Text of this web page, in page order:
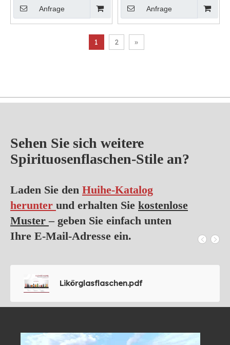
Anfrage Anfrage
1 2 »
Sehen Sie sich weitere
Spirituosenflaschen-Stile an?
Laden Sie den Huihe-Katalog
herunter und erhalten Sie kostenlose
Muster– geben Sie einfach unten
Ihre E-Mail-Adresse ein.
Likörglasflaschen.pdf